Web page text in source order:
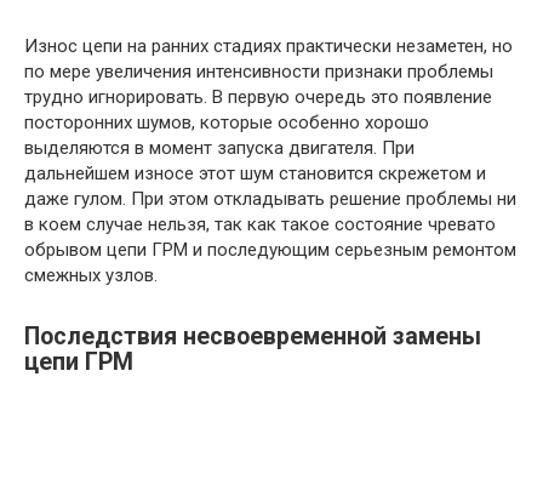
Износ цепи на ранних стадиях практически незаметен, но
по мере увеличения интенсивности признаки проблемы
трудно игнорировать. В первую очередь это появление
посторонних шумов, которые особенно хорошо
выделяются в момент запуска двигателя. При
дальнейшем износе этот шум становится скрежетом и
даже гулом. При этом откладывать решение проблемы ни
в коем случае нельзя, так как такое состояние чревато
обрывом цепи ГРМ и последующим серьезным ремонтом
смежных узлов.
Последствия несвоевременной замены
цепи ГРМ